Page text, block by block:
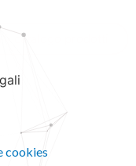
il catalogo prodotti
cookies